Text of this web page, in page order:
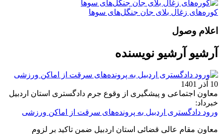
کوره‌های زغال بلای جان جنگل‌های سوها
اعلام وصول
آرشیو آرشیو نویسنده
10 آذر 1401
معاون اجتماعی و پیشگیری از وقوع جرم دادگستری استان اردبیل
خبرداد:
ورود دادگستری اردبیل به پرونده‌های سرقت از اماکن ورزشی
معاون مقام عالی قضائی استان اردبیل ضمن تاکید بر لزوم